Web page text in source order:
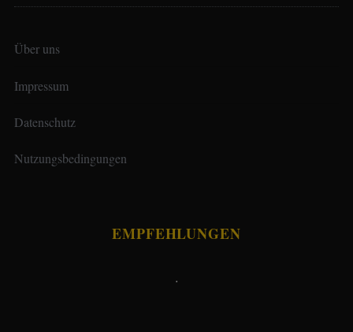
Über uns
Impressum
Datenschutz
Nutzungsbedingungen
EMPFEHLUNGEN
.